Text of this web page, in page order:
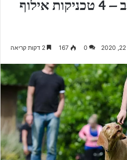
אילוף בסיסי לכלב – 4 טכניקות אילוף
0
167